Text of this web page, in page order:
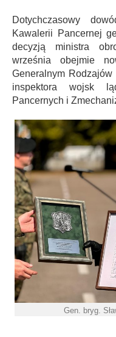
Dotychczasowy
Kawalerii Pancernej
decyzją ministra
września obejmie
Generalnym Rodzajów
inspektora wojsk
Pancernych i
Gen. bryg.